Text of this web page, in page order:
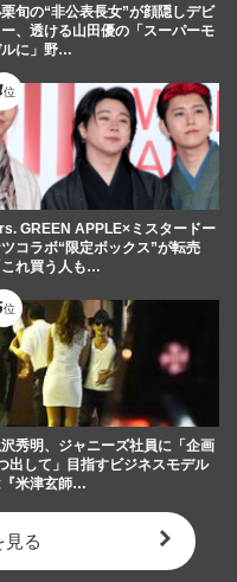
旬の“非公表長女”が顔隠しデビ
ー、透ける山田優の「スーパーモ
に」野…
GREEN APPLE×ミスタードー
コラボ“限定ボックス”が転売
これ買う人も…
秀明、ジャニーズ社員に「企画
出して」目指すビジネスモデル
米津玄師…
見る